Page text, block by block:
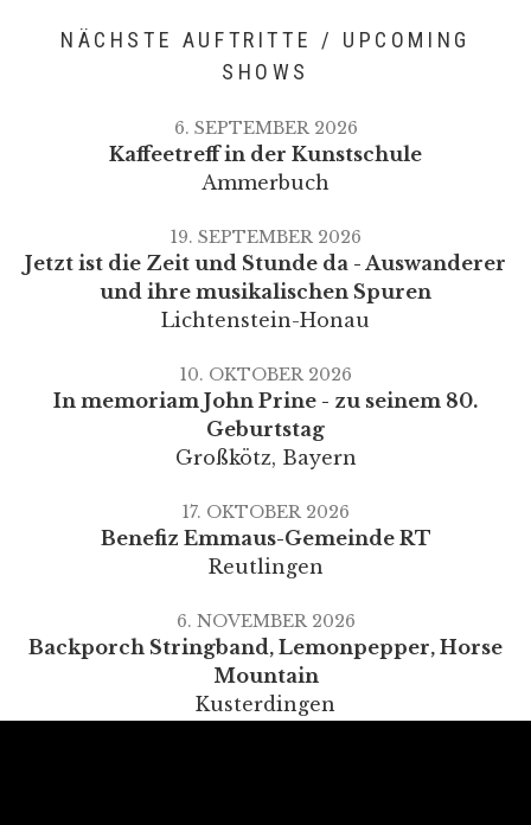
NÄCHSTE AUFTRITTE / UPCOMING
SHOWS
Kaffeetreff in der Kunstschule
Ammerbuch
6. SEPTEMBER 2026
Jetzt ist die Zeit und Stunde da - Auswanderer
und ihre musikalischen Spuren
Lichtenstein-Honau
19. SEPTEMBER 2026
In memoriam John Prine - zu seinem 80.
Geburtstag
Großkötz, Bayern
10. OKTOBER 2026
Benefiz Emmaus-Gemeinde RT
Reutlingen
17. OKTOBER 2026
Backporch Stringband, Lemonpepper, Horse
Mountain
Kusterdingen
6. NOVEMBER 2026